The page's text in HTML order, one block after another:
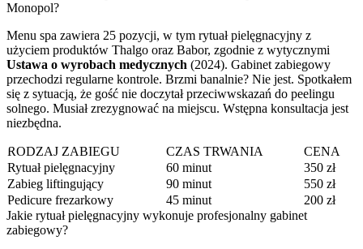
Monopol?
Menu spa zawiera 25 pozycji, w tym rytuał pielęgnacyjny z
użyciem produktów Thalgo oraz Babor, zgodnie z wytycznymi
Ustawa o wyrobach medycznych (2024). Gabinet zabiegowy
przechodzi regularne kontrole. Brzmi banalnie? Nie jest. Spotkałem
się z sytuacją, że gość nie doczytał przeciwwskazań do peelingu
solnego. Musiał zrezygnować na miejscu. Wstępna konsultacja jest
niezbędna.
RODZAJ ZABIEGU CZAS TRWANIA
CENA
Rytuał pielęgnacyjny
60 minut
350 zł
Zabieg liftingujący
90 minut
550 zł
Pedicure frezarkowy
45 minut
200 zł
Jakie rytuał pielęgnacyjny wykonuje profesjonalny gabinet
zabiegowy?